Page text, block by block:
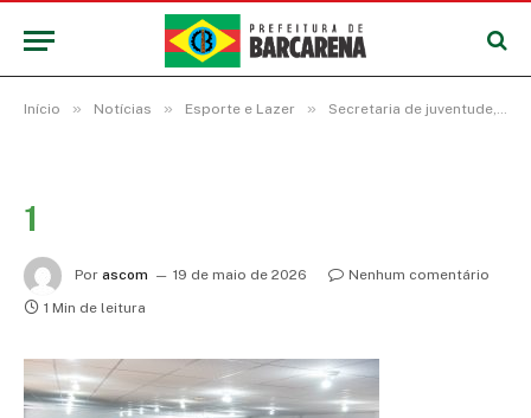
Início » Notícias » Esporte e Lazer » Secretaria de juventude, esporte e lazer abre a temporada de competições no município
1
Por ascom 19 de maio de 2026
Nenhum comentário
1 Min de leitura